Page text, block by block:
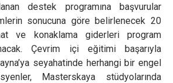
destek programına başvurular
sonucuna göre belirlenecek 20
ve konaklama giderleri program
Çevrim içi eğitimi başarıyla
seyahatinde herhangi bir engel
Masterskaya stüdyolarında